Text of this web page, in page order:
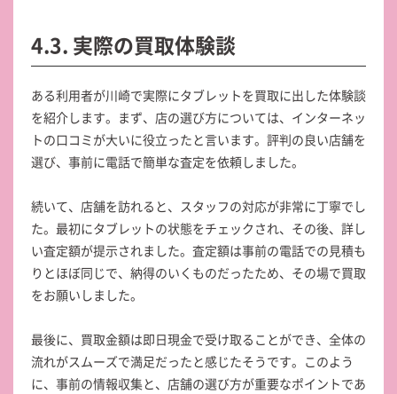
4.3. 実際の買取体験談
ある利用者が川崎で実際にタブレットを買取に出した体験談
を紹介します。まず、店の選び方については、インターネッ
トの口コミが大いに役立ったと言います。評判の良い店舗を
選び、事前に電話で簡単な査定を依頼しました。
続いて、店舗を訪れると、スタッフの対応が非常に丁寧でし
た。最初にタブレットの状態をチェックされ、その後、詳し
い査定額が提示されました。査定額は事前の電話での見積も
りとほぼ同じで、納得のいくものだったため、その場で買取
をお願いしました。
最後に、買取金額は即日現金で受け取ることができ、全体の
流れがスムーズで満足だったと感じたそうです。このよう
に、事前の情報収集と、店舗の選び方が重要なポイントであ